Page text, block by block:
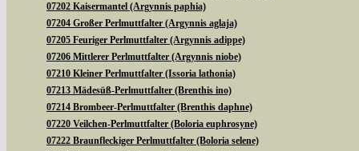
07202 Kaisermantel (Argynnis paphia)
07204 Großer Perlmuttfalter (Argynnis aglaja)
07205 Feuriger Perlmuttfalter (Argynnis adippe)
07206 Mittlerer Perlmuttfalter (Argynnis niobe)
07210 Kleiner Perlmuttfalter (Issoria lathonia)
07213 Mädesüß-Perlmuttfalter (Brenthis ino)
07214 Brombeer-Perlmuttfalter (Brenthis daphne)
07220 Veilchen-Perlmuttfalter (Boloria euphrosyne)
07222 Braunfleckiger Perlmuttfalter (Boloria selene)